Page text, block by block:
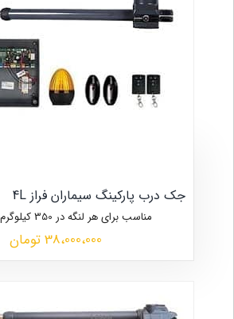
جک درب پارکینگ سیماران فراز 4L
مناسب برای هر لنگه در 350 کیلوگرم و2.5 متر
38،000،000 تومان